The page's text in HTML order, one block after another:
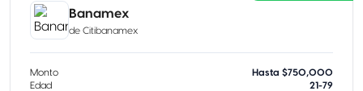
Banamex
de Citibanamex
Monto
Hasta $750,000
Edad
21-79